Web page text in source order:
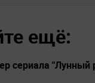
ещё:
сериала "Лунный